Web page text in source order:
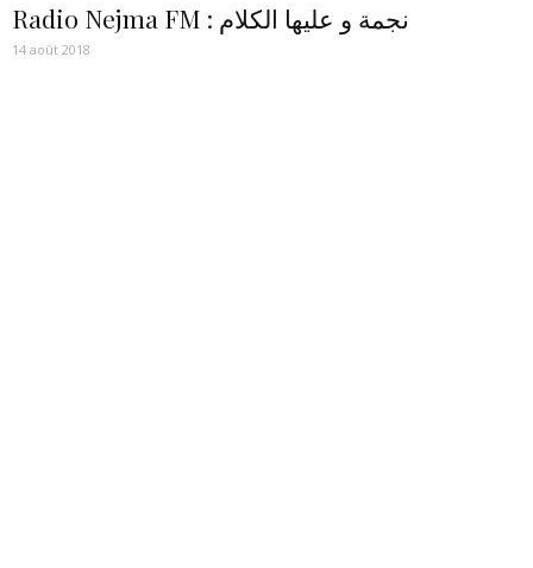
Radio Nejma FM : نجمة و عليها الكلام
14 août 2018